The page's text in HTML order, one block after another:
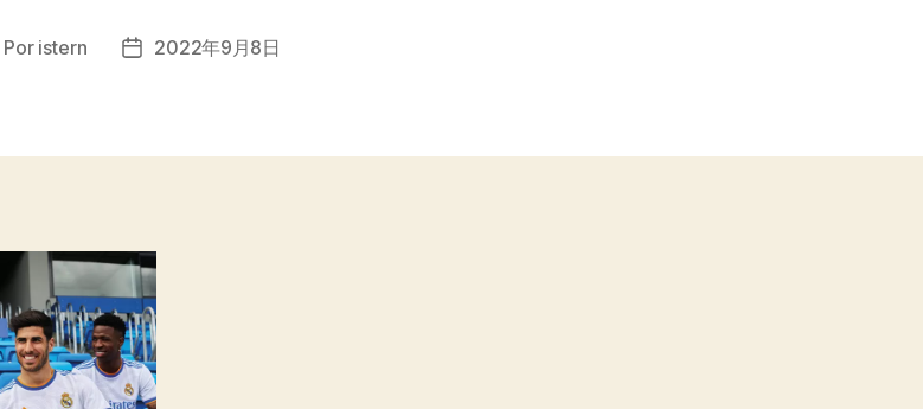
Por istern
Fecha2022年9月8日